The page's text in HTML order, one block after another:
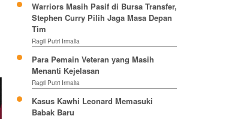
Warriors Masih Pasif di Bursa Transfer,
Stephen Curry Pilih Jaga Masa Depan
Tim
Ragil Putri Irmalia
Para Pemain Veteran yang Masih
Menanti Kejelasan
Ragil Putri Irmalia
Kasus Kawhi Leonard Memasuki
Babak Baru